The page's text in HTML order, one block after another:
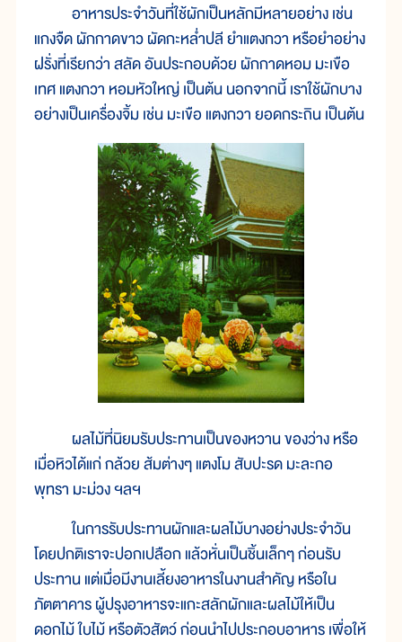
อาหารประจำวันที่ใช้ผักเป็นหลักมีหลายอย่าง เช่น
แกงจืด ผักกาดขาว ผัดกะหล่ำปลี ยำแตงกวา หรือยำอย่าง
ฝรั่งที่เรียกว่า สลัด อันประกอบด้วย ผักกาดหอม มะเขือ
เทศ แตงกวา หอมหัวใหญ่ เป็นต้น นอกจากนี้ เราใช้ผักบาง
อย่างเป็นเครื่องจิ้ม เช่น มะเขือ แตงกวา ยอดกระถิน เป็นต้น
ผลไม้ที่นิยมรับประทานเป็นของหวาน ของว่าง หรือ
เมื่อหิวได้แก่ กล้วย ส้มต่างๆ แตงโม สับปะรด มะละกอ
พุทรา มะม่วง ฯลฯ
ในการรับประทานผักและผลไม้บางอย่างประจำวัน
โดยปกติเราจะปอกเปลือก แล้วหั่นเป็นชิ้นเล็กๆ ก่อนรับ
ประทาน แต่เมื่อมีงานเลี้ยงอาหารในงานสำคัญ หรือใน
ภัตตาคาร ผู้ปรุงอาหารจะแกะสลักผักและผลไม้ให้เป็น
ดอกไม้ ใบไม้ หรือตัวสัตว์ ก่อนนำไปประกอบอาหาร เพื่อให้